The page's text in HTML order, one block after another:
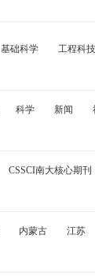
基础科学 工程科技
科学 新闻
CSSCI南大核心期刊
内蒙古 江苏